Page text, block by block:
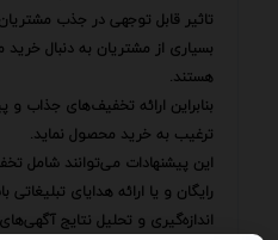
تاثیر قابل توجهی در جذب
بسیاری از مشتریان به دنبال
هستند.
بنابراین ارائه تخفیف‌های جذاب و
ترغیب به خرید محصول نماید.
این پیشنهادات می‌توانند شامل
رایگان و یا ارائه هدایای تبلیغاتی
اندازه‌گیری و تحلیل نتایج